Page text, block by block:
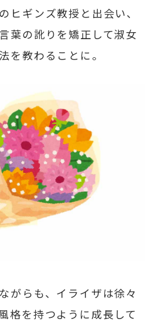
ヒギンズ教授と出会い、
葉の訛りを矯正して淑女
を教わることに。
がらも、イライザは徐々
格を持つように成長して